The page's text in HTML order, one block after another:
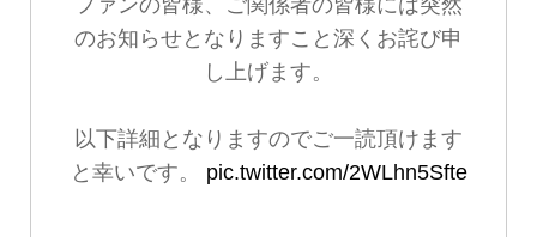
のお知らせとなりますこと深くお詫び申
し上げます。
以下詳細となりますのでご一読頂けます
と幸いです。 pic.twitter.com/2WLhn5Sfte